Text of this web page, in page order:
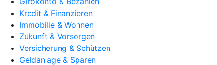
Kredit & Finanzieren
Immobilie & Wohnen
Zukunft & Vorsorgen
Versicherung & Schützen
Geldanlage & Sparen